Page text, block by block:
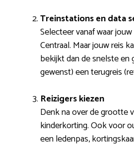
Treinstations en data
Selecteer vanaf waar
Centraal. Maar jouw reis
bekijkt dan de snelste
gewenst) een terugreis
Reizigers kiezen
Denk na over de grootte
kinderkorting. Ook voor
een ledenpas,